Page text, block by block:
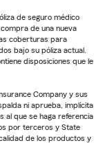
de seguro médico
de una nueva
coberturas para
bajo su póliza actual.
disposiciones que le
Company y sus
ni aprueba, implícita
al que se haga referencia
por terceros y State
de los productos y